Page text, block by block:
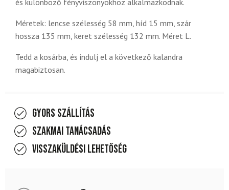
és különböző fényviszonyokhoz alkalmazkodnak.
Méretek: lencse szélesség 58 mm, híd 15 mm, szár
hossza 135 mm, keret szélesség 132 mm. Méret L.
Tedd a kosárba, és indulj el a következő kalandra
magabiztosan.
Gyors szállítás
Szakmai tanácsadás
Visszaküldési lehetőség